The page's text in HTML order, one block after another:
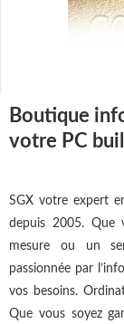
Boutique
votre PC
SGX votre expert
depuis 2005. Que
mesure ou un
passionnée par
vos besoins.
Que vous soyez